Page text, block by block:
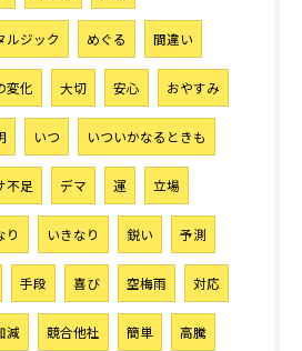
ルジック めぐる 間違い
変化 大切 安心 おやすみ
いつ いついかなるときも
不足 デマ 運 立場
り いきなり 鋭い 予測
手段 喜び 空梅雨 対応
減 競合他社 簡単 高騰
にご相談ください